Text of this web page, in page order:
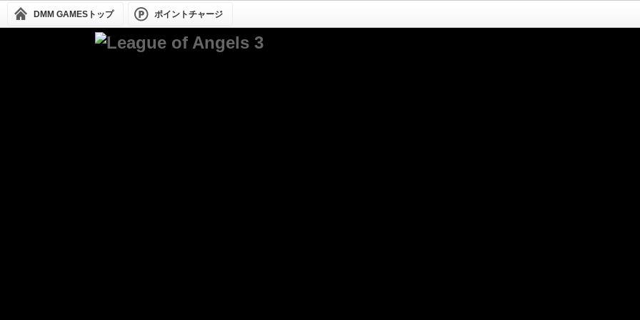
DMM GAMESトップ ポイントチャージ